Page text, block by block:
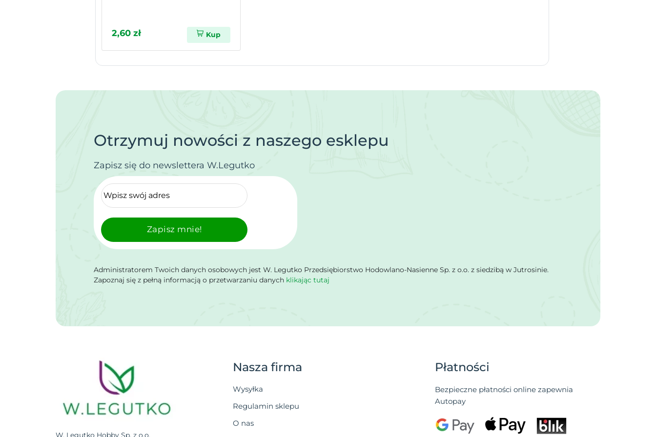
2,60 zł Kup
Otrzymuj nowości z naszego esklepu
Zapisz się do newslettera W.Legutko
Zapisz mnie!
Administratorem Twoich danych osobowych jest W. Legutko Przedsiębiorstwo Hodowlano-Nasienne Sp. z o.o. z siedzibą w Jutrosinie.
Zapoznaj się z pełną informacją o przetwarzaniu danych klikając tutaj
W. Legutko Hobby Sp. z o.o.
Nasza firma
Wysyłka
Regulamin sklepu
O nas
Płatności
Bezpieczne płatności online zapewnia
Autopay